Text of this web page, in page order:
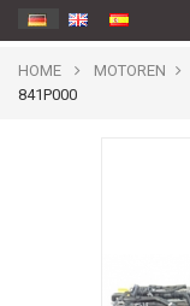
HOME MOTOREN
841P000